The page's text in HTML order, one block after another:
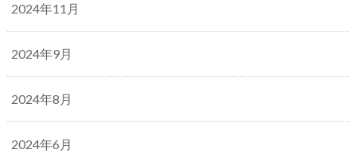
2024年11月
2024年9月
2024年8月
2024年6月